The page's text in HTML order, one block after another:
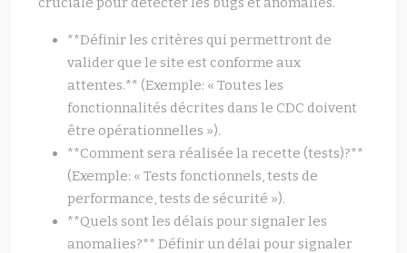
**Définir les critères qui permettront de
valider que le site est conforme aux
attentes.** (Exemple: « Toutes les
fonctionnalités décrites dans le CDC doivent
être opérationnelles »).
**Comment sera réalisée la recette (tests)?**
(Exemple: « Tests fonctionnels, tests de
performance, tests de sécurité »).
**Quels sont les délais pour signaler les
anomalies?** Définir un délai pour signaler